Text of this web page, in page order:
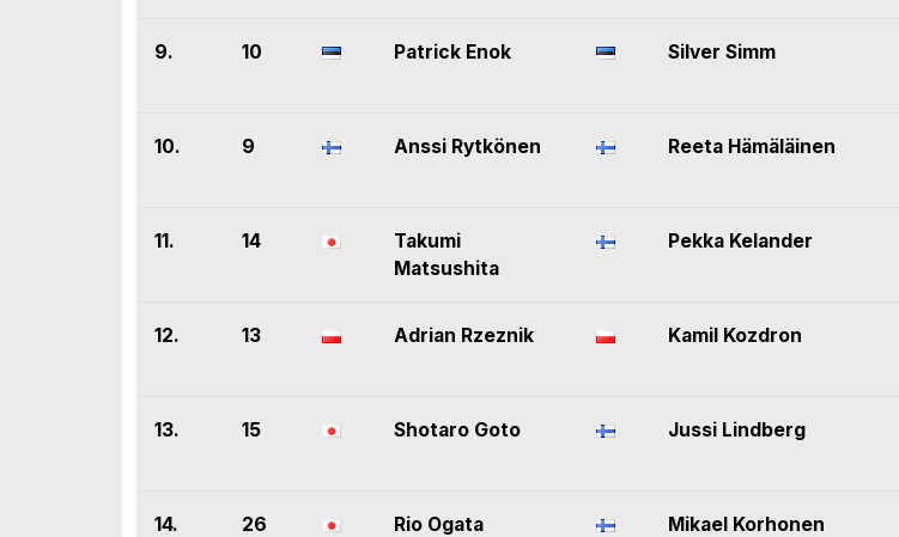
9. 10 Patrick Enok Silver Simm
10. 9 Anssi Rytkönen Reeta Hämäläinen
11. 14
Takumi
Matsushita
Pekka Kelander
12. 13 Adrian Rzeznik Kamil Kozdron
13. 15 Shotaro Goto Jussi Lindberg
14. 26 Rio Ogata Mikael Korhonen